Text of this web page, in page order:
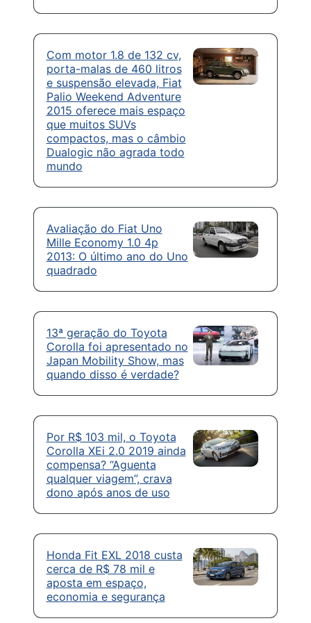
Com motor 1.8 de 132 cv,
porta-malas de 460 litros
e suspensão elevada, Fiat
Palio Weekend Adventure
2015 oferece mais espaço
que muitos SUVs
compactos, mas o câmbio
Dualogic não agrada todo
mundo
Avaliação do Fiat Uno
Mille Economy 1.0 4p
2013: O último ano do Uno
quadrado
13ª geração do Toyota
Corolla foi apresentado no
Japan Mobility Show, mas
quando disso é verdade?
Por R$ 103 mil, o Toyota
Corolla XEi 2.0 2019 ainda
compensa? “Aguenta
qualquer viagem”, crava
dono após anos de uso
Honda Fit EXL 2018 custa
cerca de R$ 78 mil e
aposta em espaço,
economia e segurança